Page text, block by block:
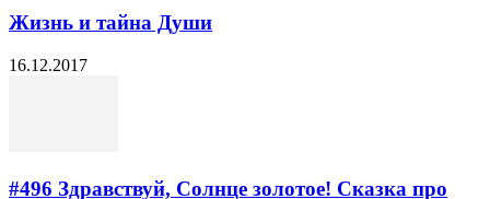
Жизнь и тайна Души
16.12.2017
#496 Здравствуй, Солнце золотое! Сказка про